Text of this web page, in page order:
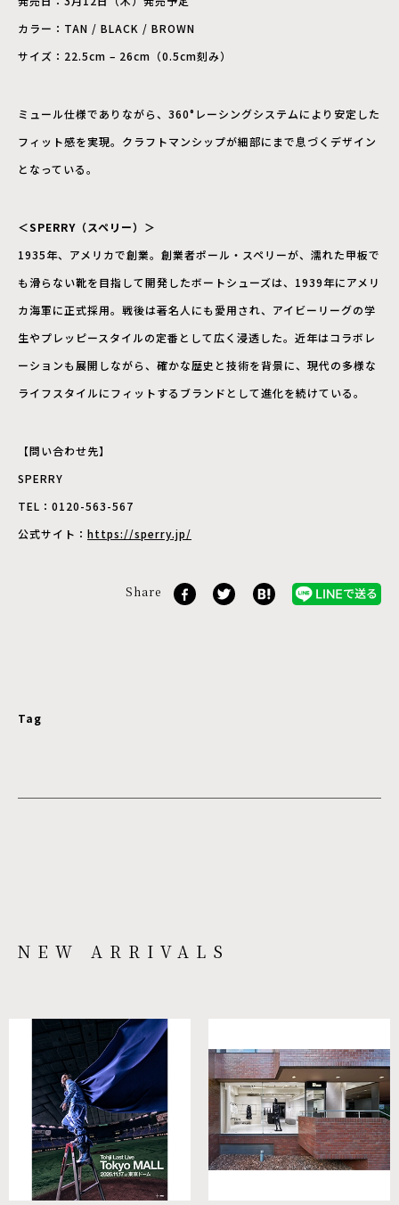
カラー：TAN / BLACK / BROWN
サイズ：22.5cm – 26cm（0.5cm刻み）
ミュール仕様でありながら、360°レーシングシステムにより安定した
フィット感を実現。クラフトマンシップが細部にまで息づくデザイン
となっている。
＜SPERRY（スペリー）＞
1935年、アメリカで創業。創業者ポール・スペリーが、濡れた甲板で
も滑らない靴を目指して開発したボートシューズは、1939年にアメリ
カ海軍に正式採用。戦後は著名人にも愛用され、アイビーリーグの学
生やプレッピースタイルの定番として広く浸透した。近年はコラボレ
ーションも展開しながら、確かな歴史と技術を背景に、現代の多様な
ライフスタイルにフィットするブランドとして進化を続けている。
【問い合わせ先】
SPERRY
TEL：0120-563-567
公式サイト： https://sperry.jp/
Share
Tag
NEW ARRIVALS